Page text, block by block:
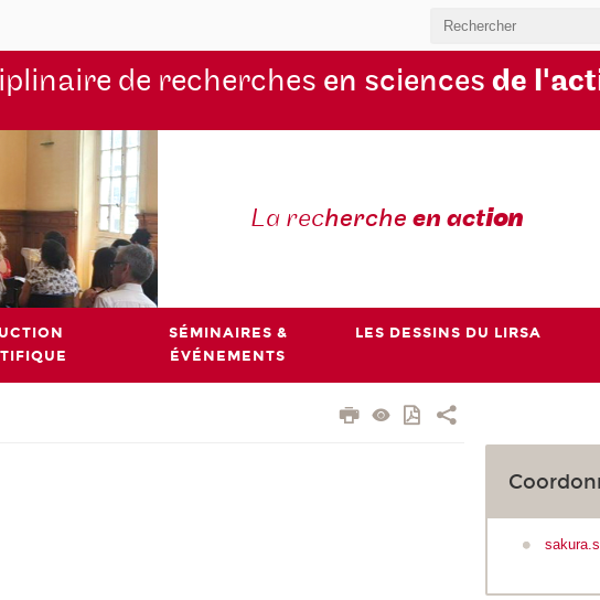
de recherches en sciences de
La recherche en action
SÉMINAIRES &
ÉVÉNEMENTS
LES DESSINS DU LIRSA